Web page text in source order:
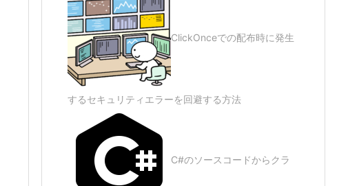
ClickOnceでの配布時に発生
するセキュリティエラーを回避する方法
C#のソースコードからクラ